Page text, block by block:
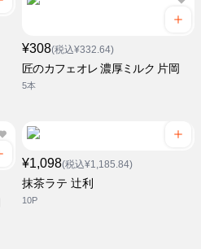
¥308(税込¥332.64)
匠のカフェオレ 濃厚ミルク 片岡
5本
¥1,098(税込¥1,185.84)
抹茶ラテ 辻利
10P